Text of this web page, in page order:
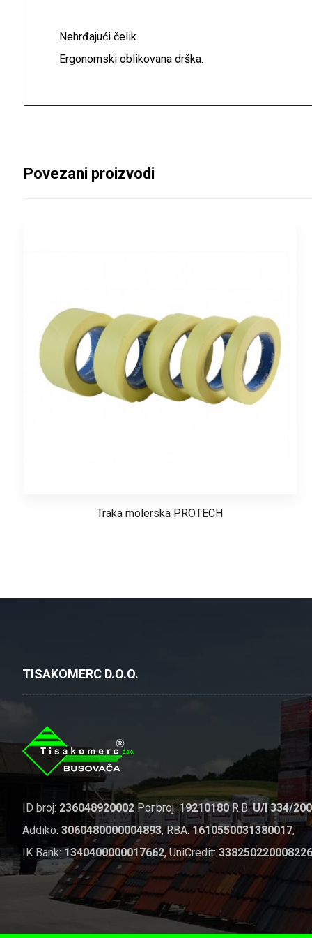
Nehrđajući čelik.
Ergonomski oblikovana drška.
Povezani proizvodi
Traka molerska PROTECH
TISAKOMERC D.O.O.
ID broj: 236048920002Por.broj:19210180R.B.U/I 334/
Addiko: 3060480000004893, RBA:1610550031380017,
IK Bank: 1340400000017662, UniCredit: